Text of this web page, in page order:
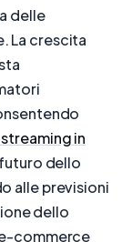
delle
La crescita
in
dello
alle previsioni
dello
commerce